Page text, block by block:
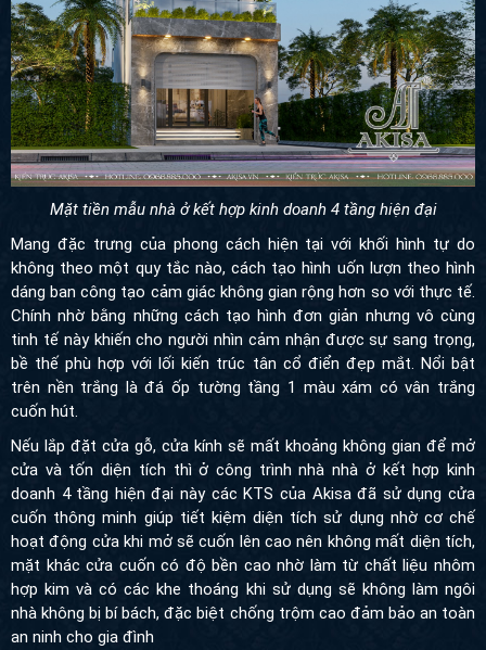
Mặt tiền mẫu nhà ở kết hợp kinh doanh 4 tầng hiện đại
không theo một quy tắc nào, cách tạo hình uốn lượn theo hình
dáng ban công tạo cảm giác không gian rộng hơn so với thực tế.
Chính nhờ bằng những cách tạo hình đơn giản nhưng vô cùng
tinh tế này khiến cho người nhìn cảm nhận được sự sang trọng,
bề thế phù hợp với lối kiến trúc tân cổ điển đẹp mắt. Nổi bật trên
nền trắng là đá ốp tường tầng 1 màu xám có vân trắng cuốn hút.
Nếu lắp đặt cửa gỗ, cửa kính sẽ mất khoảng không gian để mở
cửa và tốn diện tích thì ở công trình nhà nhà ở kết hợp kinh
doanh 4 tầng hiện đại này các KTS của Akisa đã sử dụng cửa
cuốn thông minh giúp tiết kiệm diện tích sử dụng nhờ cơ chế hoạt
động cửa khi mở sẽ cuốn lên cao nên không mất diện tích, mặt
khác cửa cuốn có độ bền cao nhờ làm từ chất liệu nhôm hợp kim
và có các khe thoáng khi sử dụng sẽ không làm ngôi nhà không
bị bí bách, đặc biệt chống trộm cao đảm bảo an toàn an ninh cho
gia đình